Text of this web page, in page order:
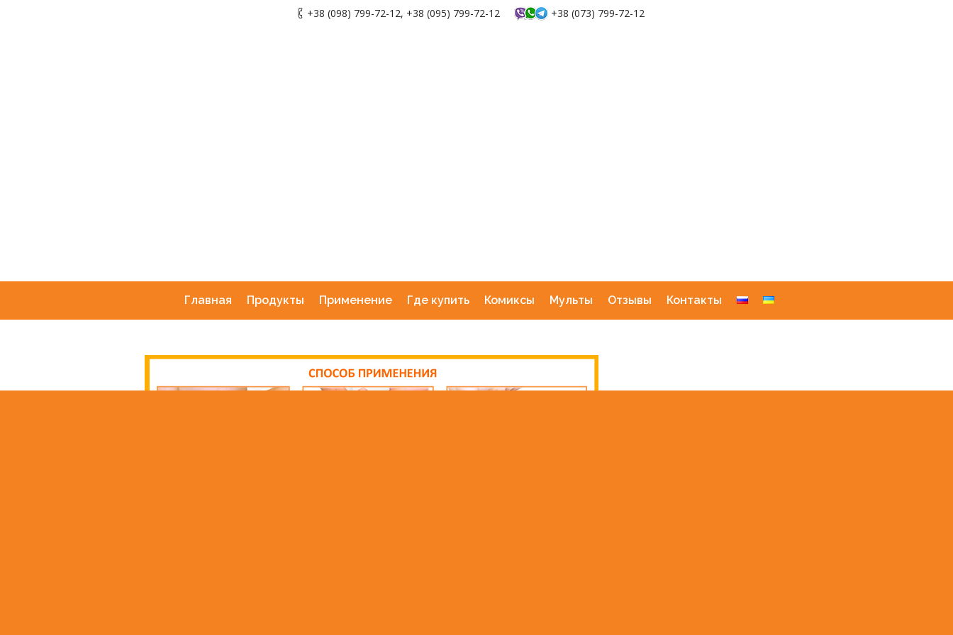
+38 (098) 799-72-12, +38 (095) 799-72-12 +38 (073) 799-72-12
Главная Продукты Применение Где купить Комиксы Мульты Отзывы Контакты